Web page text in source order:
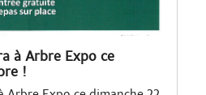
à Arbre Expo ce
!